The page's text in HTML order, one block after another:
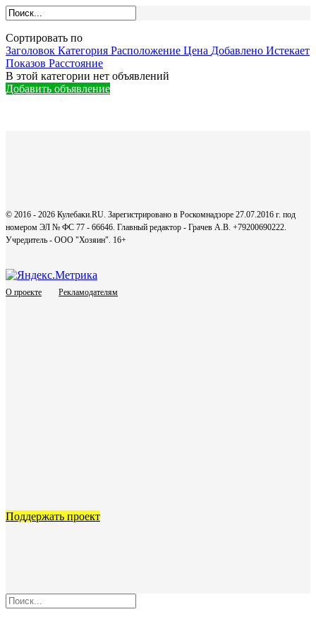
Сортировать по
Заголовок Категория Расположение Цена Добавлено Истекает
Показов Расстояние
В этой категории нет объявлений
Добавить объявление
© 2016 - 2026 Кулебаки.RU. Зарегистрировано в Роскомнадзоре 27.07.2016 г. под
номером ЭЛ № ФС 77 - 66646. Главный редактор - Грачев А.В. +79200690222.
Учредитель - ООО "Хозяин". 16+
О проекте Рекламодателям
Поддержать проект